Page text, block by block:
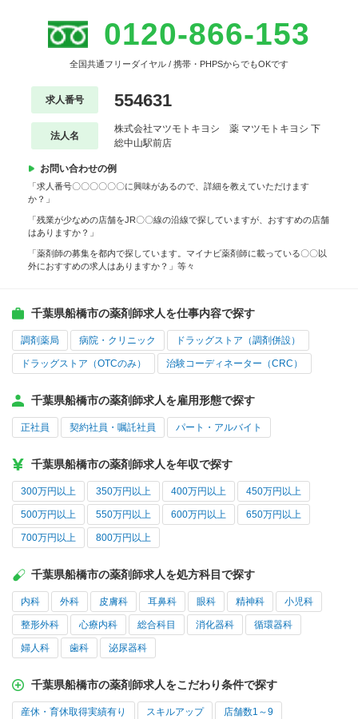
0120-866-153
全国共通フリーダイヤル / 携帯・PHPSからでもOKです
求人番号 554631
法人名
株式会社マツモトキヨシ 薬 マツモトキヨシ 下
総中山駅前店
お問い合わせの例
「求人番号〇〇〇〇〇〇に興味があるので、詳細を教えていただけます
か？」
「残業が少なめの店舗をJR〇〇線の沿線で探していますが、おすすめの店舗
はありますか？」
「薬剤師の募集を都内で探しています。マイナビ薬剤師に載っている〇〇以
外におすすめの求人はありますか？」等々
千葉県船橋市の薬剤師求人を仕事内容で探す
調剤薬局 病院・クリニック ドラッグストア（調剤併設）
ドラッグストア（OTCのみ） 治験コーディネーター（CRC）
千葉県船橋市の薬剤師求人を雇用形態で探す
正社員 契約社員・嘱託社員 パート・アルバイト
千葉県船橋市の薬剤師求人を年収で探す
300万円以上 350万円以上 400万円以上 450万円以上
500万円以上 550万円以上 600万円以上 650万円以上
700万円以上 800万円以上
千葉県船橋市の薬剤師求人を処方科目で探す
内科 外科 皮膚科 耳鼻科 眼科 精神科 小児科
整形外科 心療内科 総合科目 消化器科 循環器科
婦人科 歯科 泌尿器科
千葉県船橋市の薬剤師求人をこだわり条件で探す
産休・育休取得実績有り スキルアップ 店舗数1～9